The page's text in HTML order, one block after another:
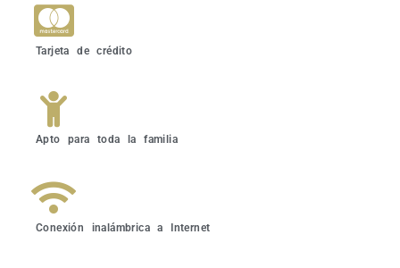
Tarjeta de crédito
Apto para toda la familia
Conexión inalámbrica a Internet